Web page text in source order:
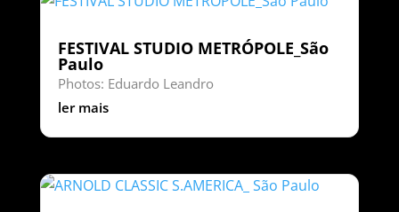
FESTIVAL STUDIO METRÓPOLE_São
Paulo
Photos: Eduardo Leandro
ler mais